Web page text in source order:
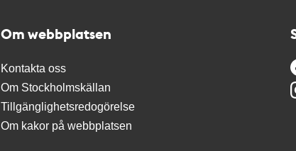
Om webbplatsen
Kontakta oss
Om Stockholmskällan
Tillgänglighetsredogörelse
Om kakor på webbplatsen